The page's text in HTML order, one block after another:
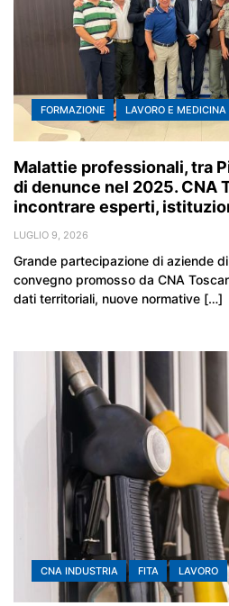
FORMAZIONE LAVORO E MEDICINA
Malattie professionali, tra
di denunce nel 2025. CNA
incontrare esperti,
LUGLIO 9, 2026
Grande partecipazione di aziende
convegno promosso da CNA
dati territoriali, nuove normative […]
CNA INDUSTRIA FITA LAVORO